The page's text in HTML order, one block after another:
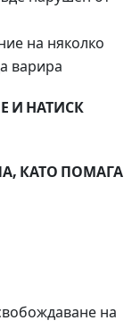
на няколко
варира
И НАТИСК
КАТО ПОМАГА
на